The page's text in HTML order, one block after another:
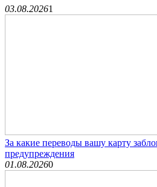
03.08.20261
За какие переводы вашу карту
предупреждения
01.08.20260